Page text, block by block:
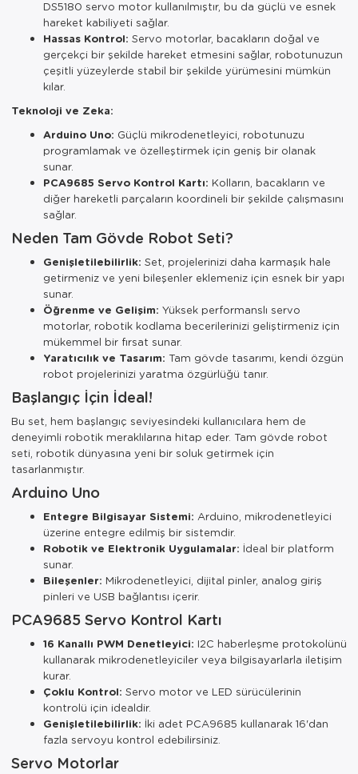
DS5180 servo motor kullanılmıştır, bu da güçlü ve esnek
hareket kabiliyeti sağlar.
Hassas Kontrol: Servo motorlar, bacakların doğal ve
gerçekçi bir şekilde hareket etmesini sağlar, robotunuzun
çeşitli yüzeylerde stabil bir şekilde yürümesini mümkün
kılar.
Teknoloji ve Zeka:
Arduino Uno: Güçlü mikrodenetleyici, robotunuzu
programlamak ve özelleştirmek için geniş bir olanak
sunar.
PCA9685 Servo Kontrol Kartı: Kolların, bacakların ve
diğer hareketli parçaların koordineli bir şekilde çalışmasını
sağlar.
Neden Tam Gövde Robot Seti?
Genişletilebilirlik: Set, projelerinizi daha karmaşık hale
getirmeniz ve yeni bileşenler eklemeniz için esnek bir yapı
sunar.
Öğrenme ve Gelişim: Yüksek performanslı servo
motorlar, robotik kodlama becerilerinizi geliştirmeniz için
mükemmel bir fırsat sunar.
Yaratıcılık ve Tasarım: Tam gövde tasarımı, kendi özgün
robot projelerinizi yaratma özgürlüğü tanır.
Başlangıç İçin İdeal!
Bu set, hem başlangıç seviyesindeki kullanıcılara hem de
deneyimli robotik meraklılarına hitap eder. Tam gövde robot
seti, robotik dünyasına yeni bir soluk getirmek için
tasarlanmıştır.
Arduino Uno
Entegre Bilgisayar Sistemi: Arduino, mikrodenetleyici
üzerine entegre edilmiş bir sistemdir.
Robotik ve Elektronik Uygulamalar: İdeal bir platform
sunar.
Bileşenler: Mikrodenetleyici, dijital pinler, analog giriş
pinleri ve USB bağlantısı içerir.
PCA9685 Servo Kontrol Kartı
16 Kanallı PWM Denetleyici: I2C haberleşme protokolünü
kullanarak mikrodenetleyiciler veya bilgisayarlarla iletişim
kurar.
Çoklu Kontrol: Servo motor ve LED sürücülerinin
kontrolü için idealdir.
Genişletilebilirlik: İki adet PCA9685 kullanarak 16'dan
fazla servoyu kontrol edebilirsiniz.
Servo Motorlar